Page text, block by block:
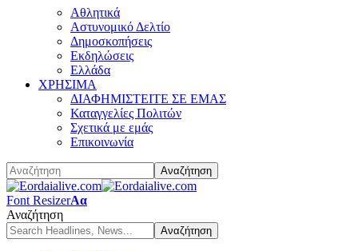
Αθλητικά
Αστυνομικό Δελτίο
Δημοσκοπήσεις
Εκδηλώσεις
Ελλάδα
ΧΡΗΣΙΜΑ
ΔΙΑΦΗΜΙΣΤΕΙΤΕ ΣΕ ΕΜΑΣ
Καταγγελίες Πολιτών
Σχετικά με εμάς
Επικοινωνία
Font ResizerΑα
Αναζήτηση